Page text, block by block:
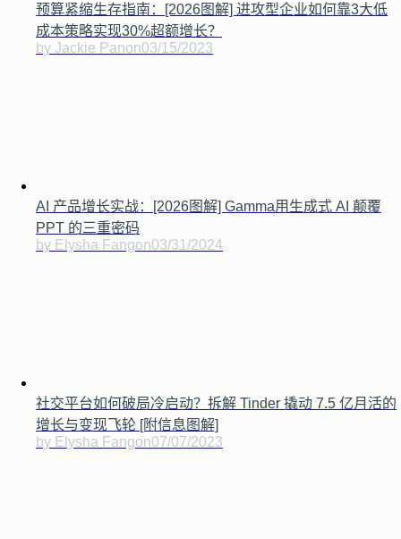
预算紧缩生存指南：[2026图解] 进攻型企业如何靠3大低
成本策略实现30%超额增长？
by Jackie Panon03/15/2023
AI 产品增长实战：[2026图解] Gamma用生成式 AI 颠覆
PPT 的三重密码
by Elysha Fangon03/31/2024
社交平台如何破局冷启动？拆解 Tinder 撬动 7.5 亿月活的
增长与变现飞轮 [附信息图解]
by Elysha Fangon07/07/2023